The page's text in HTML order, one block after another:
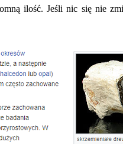
ilość. Jeśli nic się nie